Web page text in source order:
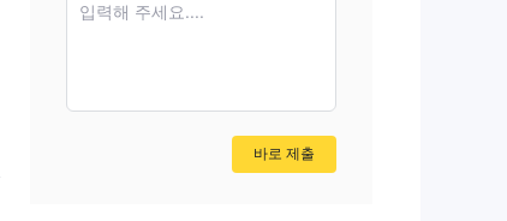
입력해 주세요....
바로 제출